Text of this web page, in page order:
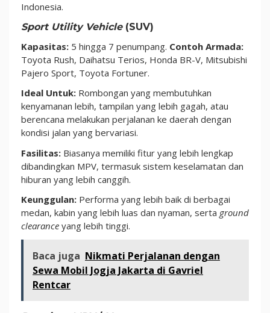
Indonesia.
Sport Utility Vehicle(SUV)
Kapasitas: 5 hingga 7 penumpang. Contoh Armada:
Toyota Rush, Daihatsu Terios, Honda BR-V, Mitsubishi
Pajero Sport, Toyota Fortuner.
Ideal Untuk: Rombongan yang membutuhkan
kenyamanan lebih, tampilan yang lebih gagah, atau
berencana melakukan perjalanan ke daerah dengan
kondisi jalan yang bervariasi.
Fasilitas: Biasanya memiliki fitur yang lebih lengkap
dibandingkan MPV, termasuk sistem keselamatan dan
hiburan yang lebih canggih.
Keunggulan: Performa yang lebih baik di berbagai
medan, kabin yang lebih luas dan nyaman, serta ground
clearance yang lebih tinggi.
Baca juga Nikmati Perjalanan dengan
Sewa Mobil Jogja Jakarta di Gavriel
Rentcar